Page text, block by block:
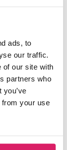
ads, to
our traffic.
of our site with
partners who
from your use
Als
volgens de
Op
Bij Menga
-20% -25%